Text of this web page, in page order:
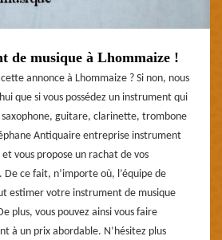
de musique à Lhommaize !
annonce à Lhommaize ? Si non, nous
que si vous possédez un instrument qui
saxophone, guitare, clarinette, trombone
Antiquaire entreprise instrument
vous propose un rachat de vos
ce fait, n’importe où, l’équipe de
estimer votre instrument de musique
plus, vous pouvez ainsi vous faire
à un prix abordable. N’hésitez plus